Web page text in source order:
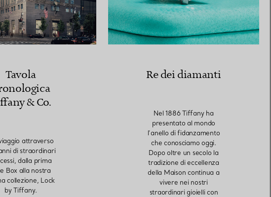
Tavola
& Co.
attraverso
di straordinari
dalla prima
Box alla nostra
collezione, Lock
by Tiffany.
Re dei diamanti
Nel 1886 Tiffany ha
presentato al mondo
l’anello di fidanzamento
che conosciamo oggi.
Dopo oltre un secolo la
tradizione di eccellenza
della Maison continua a
vivere nei nostri
straordinari gioielli con